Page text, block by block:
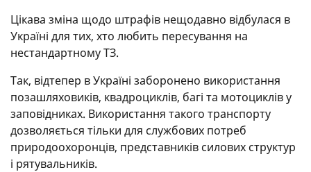
Цікава зміна щодо штрафів нещодавно відбулася в
Україні для тих, хто любить пересування на
нестандартному ТЗ.
Так, відтепер в Україні заборонено використання
позашляховиків, квадроциклів, багі та мотоциклів у
заповідниках. Використання такого транспорту
дозволяється тільки для службових потреб
природоохоронців, представників силових структур
і рятувальників.